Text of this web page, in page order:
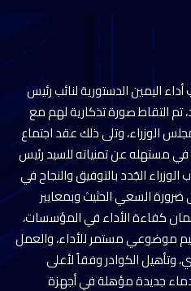
اليمين الدستورية لنائب رئيس
تم التقاط صورة تذكارية لهم مع
الوزراء، وتلى ذلك عقد اجتماع
مستهله عن تمنياته للسيد رئيس
الوزراء الجُدد بالتوفيق والنجاح في
السعي الحثيث وبمعايير
كفاءة الأداء في المؤسسات،
موضوعي مستمر للأداء، والعمل
وتأهيل الكوادر وفقاً لأعلى
جديدة مؤهلة في أجهزة